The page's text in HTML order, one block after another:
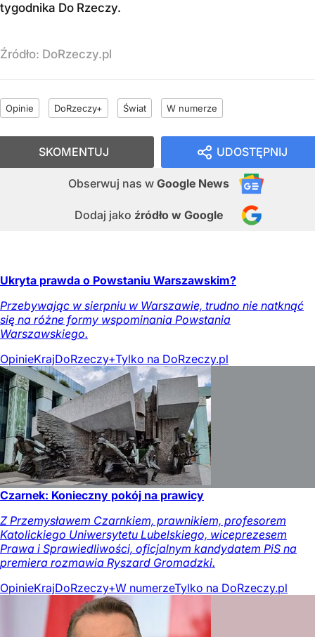
tygodnika Do Rzeczy.
Źródło: DoRzeczy.pl
Opinie DoRzeczy+ Świat W numerze
UDOSTĘPNIJ
Obserwuj nas w Google News
Dodaj jako źródło w Google
SKOMENTUJ
Ukryta prawda o Powstaniu Warszawskim?
Przebywając w sierpniu w Warszawie, trudno nie natknąć
się na różne formy wspominania Powstania
Warszawskiego.
OpinieKrajDoRzeczy+Tylko na DoRzeczy.pl
Czarnek: Konieczny pokój na prawicy
Z Przemysławem Czarnkiem, prawnikiem, profesorem
Katolickiego Uniwersytetu Lubelskiego, wiceprezesem
Prawa i Sprawiedliwości, oficjalnym kandydatem PiS na
premiera rozmawia Ryszard Gromadzki.
OpinieKrajDoRzeczy+W numerzeTylko na DoRzeczy.pl